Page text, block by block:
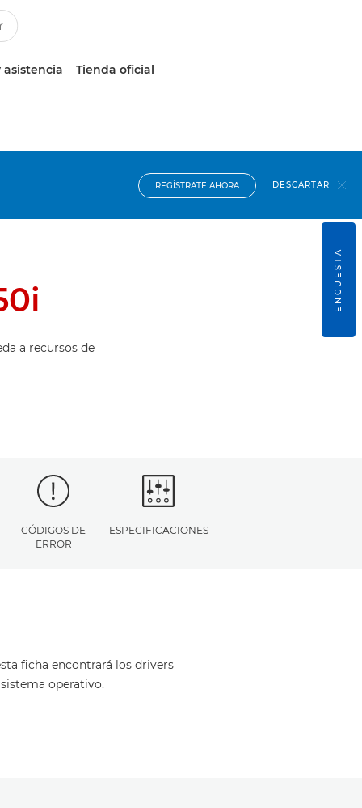
asistencia Tienda oficial
REGÍSTRATE AHORA DESCARTAR
a recursos de
CÓDIGOS DE
ERROR
ESPECIFICACIONES
ficha encontrará los drivers
operativo.
ENCUESTA